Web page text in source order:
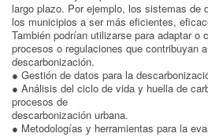
largo plazo. Por ejemplo, los sistemas de
los municipios a ser más eficientes,
También podrían utilizarse para adaptar o
procesos o regulaciones que contribuyan
descarbonización.
● Gestión de datos para la
● Análisis del ciclo de vida y huella de
procesos de
descarbonización urbana.
● Metodologías y herramientas para la